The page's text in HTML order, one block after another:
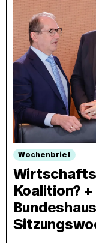
Wochenbrief
Koalition?